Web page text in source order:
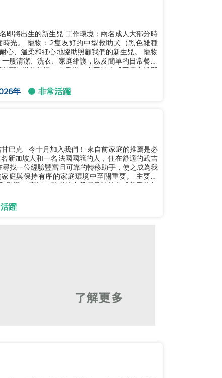
（黑色雜種
年 非常活躍
巴克 - 今十月加入我們！ 來自前家庭的推薦是必
找一位經驗豐富且可靠的轉移助手，使之成為我
保持有序的家庭環境中至關重要。 主要職
躍